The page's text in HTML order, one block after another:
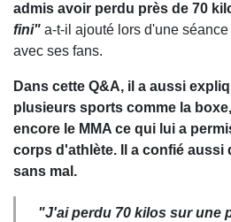
admis avoir perdu près de 70
fini" a-t-il ajouté lors d'une
avec ses fans.
Dans cette Q&A, il a aussi
plusieurs sports comme la
encore le MMA ce qui lui a
corps d'athlète. Il a confié aussi
sans mal.
"J'ai perdu 70 kilos sur une